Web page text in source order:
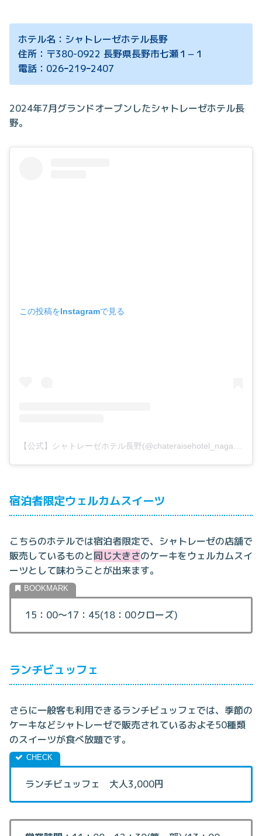
ホテル名：シャトレーゼホテル長野
住所：〒380-0922 長野県長野市七瀬１−１
電話：026ｰ219ｰ2407
2024年7月グランドオープンしたシャトレーゼホテル長
野。
この投稿をInstagramで見る
【公式】シャトレーゼホテル長野(@chateraisehotel_nagano)がシェアした投稿
宿泊者限定ウェルカムスイーツ
こちらのホテルでは宿泊者限定で、シャトレーゼの店舗で
販売しているものと同じ大きさのケーキをウェルカムスイ
ーツとして味わうことが出来ます。
15：00～17：45(18：00クローズ)
ランチビュッフェ
さらに一般客も利用できるランチビュッフェでは、季節の
ケーキなどシャトレーゼで販売されているおよそ50種類
のスイーツが食べ放題です。
ランチビュッフェ 大人3,000円